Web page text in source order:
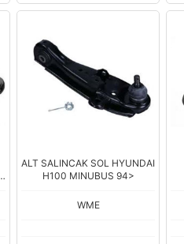
ALT SALINCAK SOL HYUNDAI
H100 MINUBUS 94>
WME